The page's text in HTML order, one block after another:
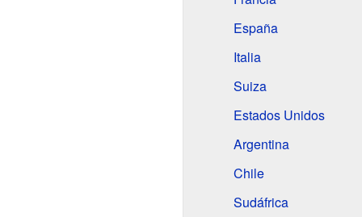
España
Italia
Suiza
Estados Unidos
Argentina
Chile
Sudáfrica